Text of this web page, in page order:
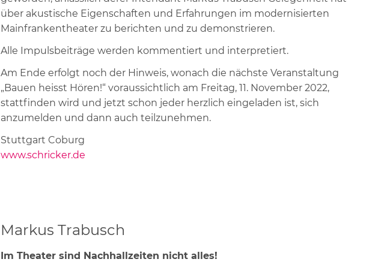
über akustische Eigenschaften und Erfahrungen im modernisierten
Mainfrankentheater zu berichten und zu demonstrieren.
Alle Impulsbeiträge werden kommentiert und interpretiert.
Am Ende erfolgt noch der Hinweis, wonach die nächste Veranstaltung
„Bauen heisst Hören!“ voraussichtlich am Freitag, 11. November 2022,
stattfinden wird und jetzt schon jeder herzlich eingeladen ist, sich
anzumelden und dann auch teilzunehmen.
Stuttgart Coburg
www.schricker.de
Markus Trabusch
Im Theater sind Nachhallzeiten nicht alles!